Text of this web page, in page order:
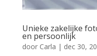
Unieke zakelijke
en persoonlijk
door Carla | dec 30,